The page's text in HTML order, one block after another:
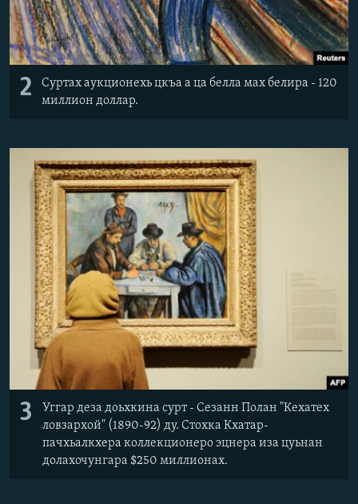
2
Суртах аукционехь цкъа а ца белла мах белира - 120
миллион доллар.
3
Уггар деза доьхкина сурт - Сезанн Полан "Кехатех
ловзархой" (1890-92) ду. Стохка Кхатар-
пачхьалкхера коллекционеро эцнера иза цуьнан
долахочунгара $250 миллионах.